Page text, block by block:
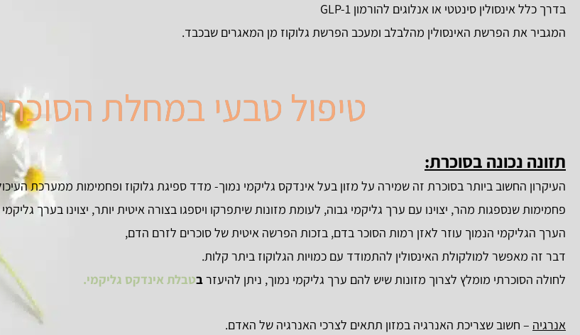
בדרך כלל אינסולין סינטטי או אנלוגים להורמון GLP-1
המגביר את הפרשת האינסולין מהלבלב ומעכב הפרשת גלוקוז מן המאגרים שבכבד.
טיפול טבעי במחלת
תזונה נכונה בסוכרת:
העיקרון החשוב ביותר בסוכרת זה שמירה על מזון בעל אינדקס גליקמי נמוך- מדד ספיגת גלוקוז ופחמימות ממערכת
פחמימות שנספגות מהר, יצוינו עם ערך גליקמי גבוה, לעומת מזונות שיתפרקו ויספגו בצורה איטית יותר, יצוינו בערך
הערך הגליקמי הנמוך עוזר לאזן רמות הסוכר בדם, בזכות הפרשה איטית של סוכרים לזרם הדם,
דבר זה מאפשר למולקולת האינסולין להתמודד עם כמויות הגלוקוז ביתר קלות.
לחולה הסוכרתי מומלץ לצרוך מזונות שיש להם ערך גליקמי נמוך, ניתן להיעזרבטבלת אינדקס גליקמי.
אנרגיה – חשוב שצריכת האנרגיה במזון תתאים לצרכי האנרגיה של האדם.